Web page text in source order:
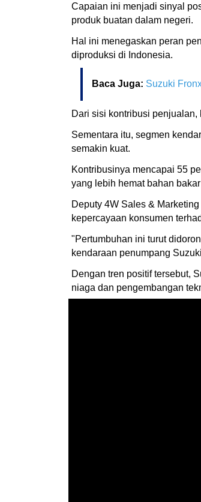
Capaian ini menjadi sinyal
produk buatan dalam negeri.
Hal ini menegaskan peran
diproduksi di Indonesia.
Baca Juga: Suzuki
Dari sisi kontribusi
Sementara itu, segmen
semakin kuat.
Kontribusinya mencapai 55
yang lebih hemat bahan
Deputy 4W Sales &
kepercayaan konsumen
"Pertumbuhan ini turut
kendaraan penumpang
Dengan tren positif tersebut,
niaga dan pengembangan